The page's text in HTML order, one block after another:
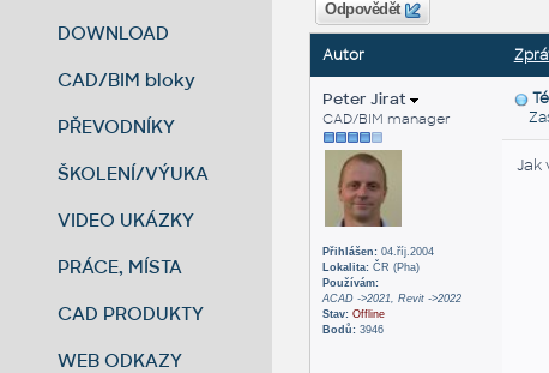
DOWNLOAD
CAD/BIM bloky
PŘEVODNÍKY
ŠKOLENÍ/VÝUKA
VIDEO UKÁZKY
PRÁCE, MÍSTA
CAD PRODUKTY
WEB ODKAZY
Odpovědět
Autor
Peter Jirat
CAD/BIM manager
Přihlášen:04.říj.2004
Lokalita:ČR (Pha)
Používám:
ACAD ->2021, Revit ->2022
Stav: Offline
Bodů:3946
Jak